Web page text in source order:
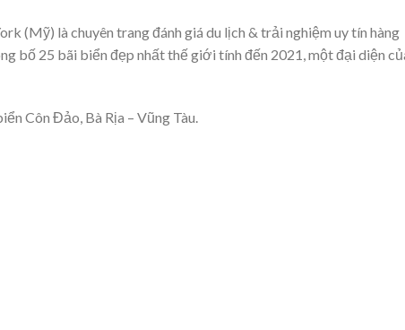
(Mỹ) là chuyên trang đánh giá du lịch & trải nghiệm uy tín hàng
bố 25 bãi biển đẹp nhất thế giới tính đến 2021, một đại diện
Côn Đảo, Bà Rịa – Vũng Tàu.